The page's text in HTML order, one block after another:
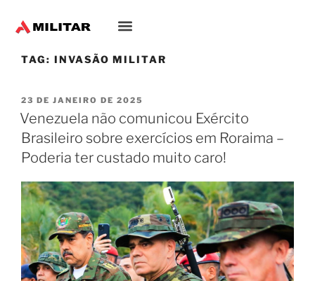
TAG: INVASÃO MILITAR
23 DE JANEIRO DE 2025
Venezuela não comunicou Exército
Brasileiro sobre exercícios em Roraima –
Poderia ter custado muito caro!